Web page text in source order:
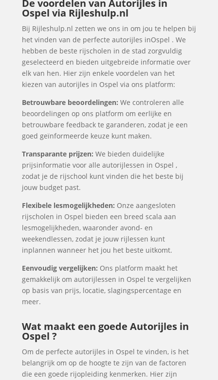
De voordelen van Autorijles in
Ospel via Rijleshulp.nl
Bij Rijleshulp.nl zetten we ons in om jou te helpen bij
het vinden van de perfecte autorijles inOspel . We
hebben de beste rijscholen in de stad zorgvuldig
geselecteerd en bieden uitgebreide informatie over
elk van hen. Hier zijn enkele voordelen van het
kiezen van autorijles in Ospel via ons platform:
Betrouwbare beoordelingen: We controleren alle
beoordelingen op ons platform om eerlijke en
betrouwbare feedback te garanderen, zodat je een
goed geïnformeerde keuze kunt maken.
Transparante prijzen: We bieden duidelijke
prijsinformatie voor alle autorijlessen in Ospel ,
zodat je de rijschool kunt vinden die het beste bij
jouw budget past.
Flexibele lesmogelijkheden: Onze aangesloten
rijscholen in Ospel bieden een breed scala aan
lesmogelijkheden, waaronder avond- en
weekendlessen, zodat je jouw rijlessen kunt
inplannen wanneer het jou het beste uitkomt.
Eenvoudig vergelijken: Ons platform maakt het
gemakkelijk om autorijlessen in Ospel te vergelijken
op basis van prijs, locatie, slagingspercentage en
meer.
Wat maakt een goede Autorijles in
Ospel ?
Om de perfecte autorijles in Ospel te vinden, is het
belangrijk om op de hoogte te zijn van de factoren
die een goede rijopleiding kenmerken. Hier zijn